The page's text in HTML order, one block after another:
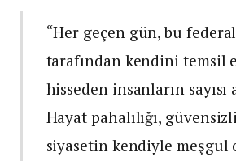
“Her geçen gün, bu
tarafından kendini temsil
hisseden insanların sayısı
Hayat pahalılığı,
siyasetin kendiyle meşgul